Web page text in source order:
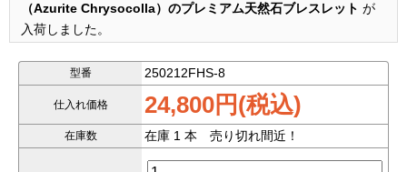
（Azurite Chrysocolla）のプレミアム天然石ブレスレット が
入荷しました。
アズロマラカイト（Azurmalachite）になるもの、
アズライトクリソコラ（Azurite Chrysocolla）になるもの両方あ
るので、
下記違いの説明を参考して名付けてお客様にご紹介いただけれ
型番 250212FHS-8
仕入れ価格 24,800円(税込)
在庫数 在庫 1 本 売り切れ間近！